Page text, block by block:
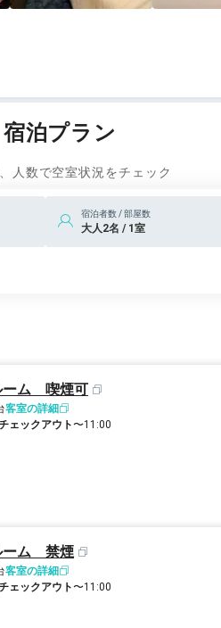
宿泊プラン
人数で空室状況をチェック
宿泊者数 / 部屋数
大人2名 / 1室
ーム 喫煙可
客室の詳細
ェックアウト〜11:00
ーム 禁煙
客室の詳細
ェックアウト〜11:00